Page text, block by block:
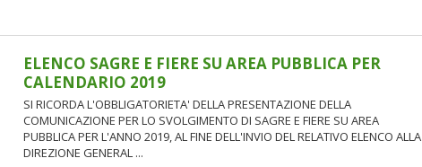
ELENCO SAGRE E FIERE SU AREA PUBBLICA PER
CALENDARIO 2019
SI RICORDA L'OBBLIGATORIETA' DELLA PRESENTAZIONE DELLA
COMUNICAZIONE PER LO SVOLGIMENTO DI SAGRE E FIERE SU AREA
PUBBLICA PER L'ANNO 2019, AL FINE DELL'INVIO DEL RELATIVO ELENCO ALLA
DIREZIONE GENERAL ...